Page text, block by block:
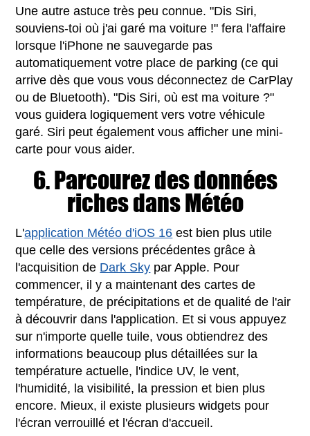
Une autre astuce très peu connue. "Dis Siri,
souviens-toi où j'ai garé ma voiture !" fera l'affaire
lorsque l'iPhone ne sauvegarde pas
automatiquement votre place de parking (ce qui
arrive dès que vous vous déconnectez de CarPlay
ou de Bluetooth). "Dis Siri, où est ma voiture ?"
vous guidera logiquement vers votre véhicule
garé. Siri peut également vous afficher une mini-
carte pour vous aider.
6. Parcourez des données
riches dans Météo
L'application Météo d'iOS 16 est bien plus utile
que celle des versions précédentes grâce à
l'acquisition de Dark Sky par Apple. Pour
commencer, il y a maintenant des cartes de
température, de précipitations et de qualité de l'air
à découvrir dans l'application. Et si vous appuyez
sur n'importe quelle tuile, vous obtiendrez des
informations beaucoup plus détaillées sur la
température actuelle, l'indice UV, le vent,
l'humidité, la visibilité, la pression et bien plus
encore. Mieux, il existe plusieurs widgets pour
l'écran verrouillé et l'écran d'accueil.